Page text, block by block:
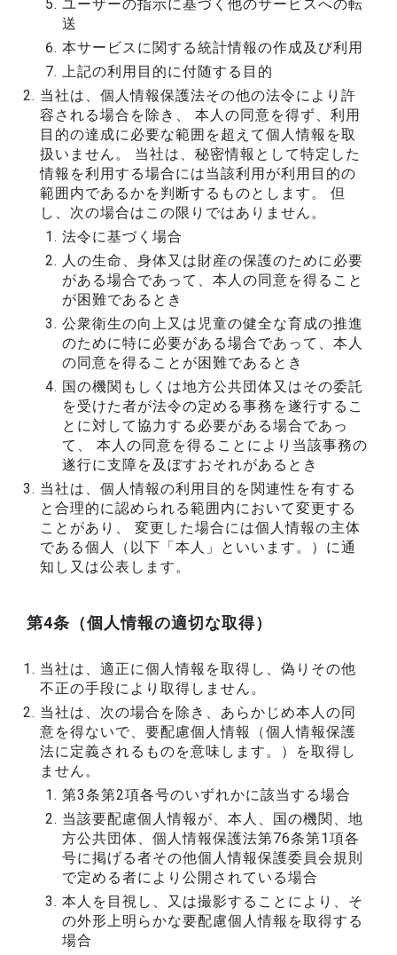
ユーザーの指示に基づく他のサービスへの転
送
本サービスに関する統計情報の作成及び利用
上記の利用目的に付随する目的
当社は、個人情報保護法その他の法令により許
容される場合を除き、 本人の同意を得ず、利用
目的の達成に必要な範囲を超えて個人情報を取
扱いません。 当社は、秘密情報として特定した
情報を利用する場合には当該利用が利用目的の
範囲内であるかを判断するものとします。 但
し、次の場合はこの限りではありません。
法令に基づく場合
人の生命、身体又は財産の保護のために必要
がある場合であって、本人の同意を得ること
が困難であるとき
公衆衛生の向上又は児童の健全な育成の推進
のために特に必要がある場合であって、本人
の同意を得ることが困難であるとき
国の機関もしくは地方公共団体又はその委託
を受けた者が法令の定める事務を遂行するこ
とに対して協力する必要がある場合であっ
て、 本人の同意を得ることにより当該事務の
遂行に支障を及ぼすおそれがあるとき
当社は、個人情報の利用目的を関連性を有する
と合理的に認められる範囲内において変更する
ことがあり、 変更した場合には個人情報の主体
である個人（以下「本人」といいます。）に通
知し又は公表します。
第4条（個人情報の適切な取得）
当社は、適正に個人情報を取得し、偽りその他
不正の手段により取得しません。
当社は、次の場合を除き、あらかじめ本人の同
意を得ないで、要配慮個人情報（個人情報保護
法に定義されるものを意味します。）を取得し
ません。
第3条第2項各号のいずれかに該当する場合
当該要配慮個人情報が、本人、国の機関、地
方公共団体、個人情報保護法第76条第1項各
号に掲げる者その他個人情報保護委員会規則
で定める者により公開されている場合
本人を目視し、又は撮影することにより、そ
の外形上明らかな要配慮個人情報を取得する
場合